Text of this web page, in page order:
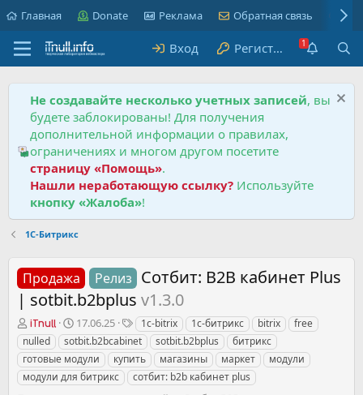
Главная Donate Реклама Обратная связь
Вход Регистрация
Не создавайте несколько учетных записей, вы
будете заблокированы! Для получения
дополнительной информации о правилах,
ограничениях и многом другом посетите
страницу «Помощь».
Нашли неработающую ссылку? Используйте
кнопку «Жалоба»!
1С-Битрикс
Продажа Релиз Сотбит: B2B кабинет Plus
| sotbit.b2bplus v1.3.0
П
р
о
д
а
iTnull
Д
а
т
а
с
17.06.25
Т
е
г
и
1c-bitrix 1с-битрикс bitrix
free
nulled
sotbit.b2bcabinet sotbit.b2bplus
битрикс
готовые модули
купить магазины маркет
модули
модули для битрикс
сотбит: b2b кабинет plus